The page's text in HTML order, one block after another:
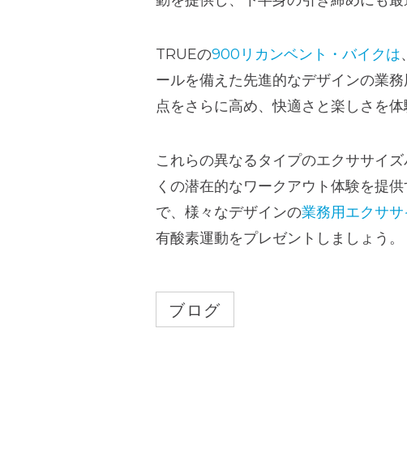
TRUEの900リカンベント・バイクは
ールを備えた先進的なデザインの業
点をさらに高め、快適さと楽しさを体
これらの異なるタイプのエクササイ
くの潜在的なワークアウト体験を提
で、様々なデザインの業務用エクサ
有酸素運動をプレゼントしましょう。
ブログ